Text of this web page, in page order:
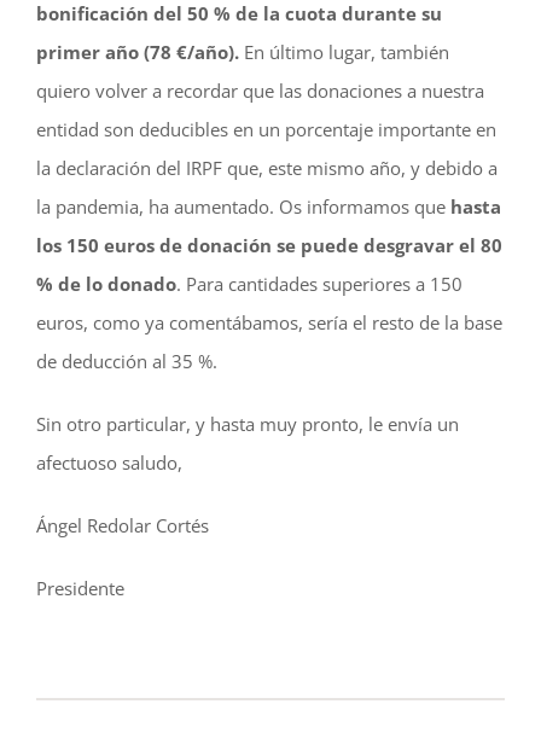
bonificación del 50 % de la cuota durante su
primer año (78 €/año). En último lugar, también
quiero volver a recordar que las donaciones a nuestra
entidad son deducibles en un porcentaje importante en
la declaración del IRPF que, este mismo año, y debido a
la pandemia, ha aumentado. Os informamos que hasta
los 150 euros de donación se puede desgravar el 80
% de lo donado. Para cantidades superiores a 150
euros, como ya comentábamos, sería el resto de la base
de deducción al 35 %.
Sin otro particular, y hasta muy pronto, le envía un
afectuoso saludo,
Ángel Redolar Cortés
Presidente